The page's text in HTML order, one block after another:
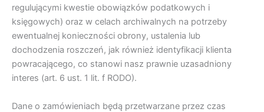
regulującymi kwestie obowiązków podatkowych i
księgowych) oraz w celach archiwalnych na potrzeby
ewentualnej konieczności obrony, ustalenia lub
dochodzenia roszczeń, jak również identyfikacji klienta
powracającego, co stanowi nasz prawnie uzasadniony
interes (art. 6 ust. 1 lit. f RODO).
Dane o zamówieniach będą przetwarzane przez czas